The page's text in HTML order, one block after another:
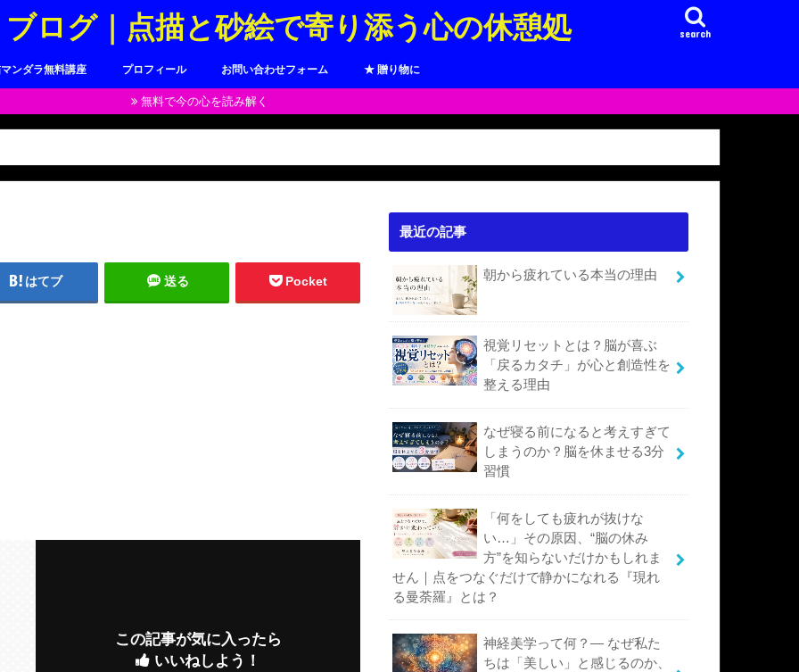
ログ｜点描と砂絵で寄り添う心の休憩処 search
ンダラ無料講座 プロフィール お問い合わせフォーム ★ 贈り物に
無料で今の心を読み解く
はてブ 送る Pocket
この記事が気に入ったら
いいねしよう！
最近の記事
朝から疲れている本当の理由
視覚リセットとは？脳が喜ぶ
「戻るカタチ」が心と創造性を
整える理由
なぜ寝る前になると考えすぎて
しまうのか？脳を休ませる3分
習慣
「何をしても疲れが抜けな
い…」その原因、“脳の休み
方”を知らないだけかもしれま
せん｜点をつなぐだけで静かになれる『現れ
る曼荼羅』とは？
神経美学って何？― なぜ私た
ちは「美しい」と感じるのか、